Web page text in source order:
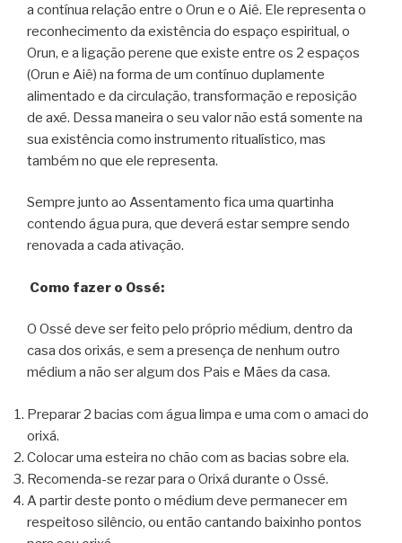
a contínua relação entre o Orun e o Aiê. Ele representa o
reconhecimento da existência do espaço espiritual, o
Orun, e a ligação perene que existe entre os 2 espaços
(Orun e Aiê) na forma de um contínuo duplamente
alimentado e da circulação, transformação e reposição
de axé. Dessa maneira o seu valor não está somente na
sua existência como instrumento ritualístico, mas
também no que ele representa.
Sempre junto ao Assentamento fica uma quartinha
contendo água pura, que deverá estar sempre sendo
renovada a cada ativação.
Como fazer o Ossé:
O Ossé deve ser feito pelo próprio médium, dentro da
casa dos orixás, e sem a presença de nenhum outro
médium a não ser algum dos Pais e Mães da casa.
Preparar 2 bacias com água limpa e uma com o amaci do
orixá.
Colocar uma esteira no chão com as bacias sobre ela.
Recomenda-se rezar para o Orixá durante o Ossé.
A partir deste ponto o médium deve permanecer em
respeitoso silêncio, ou então cantando baixinho pontos